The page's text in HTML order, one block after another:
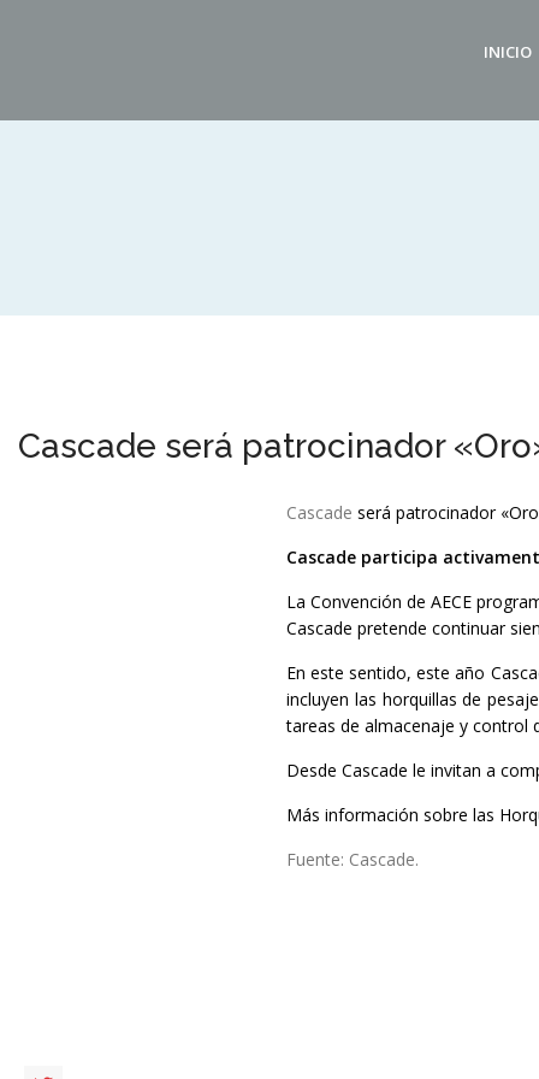
INICIO
Cascade será patrocinador
Cascade será patrocinador
Cascade participa
La Convención de AECE
Cascade pretende continuar
En este sentido, este año
incluyen las horquillas de
tareas de almacenaje y control
Desde Cascade le invitan a
Más información sobre las
Fuente: Cascade.